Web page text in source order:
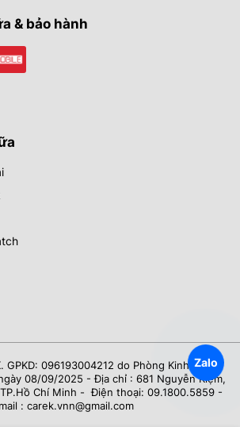
& bảo hành
GPKD: 096193004212 do Phòng Kinh Tế Hạ
08/09/2025 - Địa chỉ : 681 Nguyễn Kiệm,
Chí Minh - Điện thoại: 09.1800.5859 -
: carek.vnn@gmail.com
Zalo